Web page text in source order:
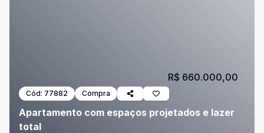
Cód: 77882 Compra
Apartamento com espaços projetados e lazer
total
R$ 660.000,00